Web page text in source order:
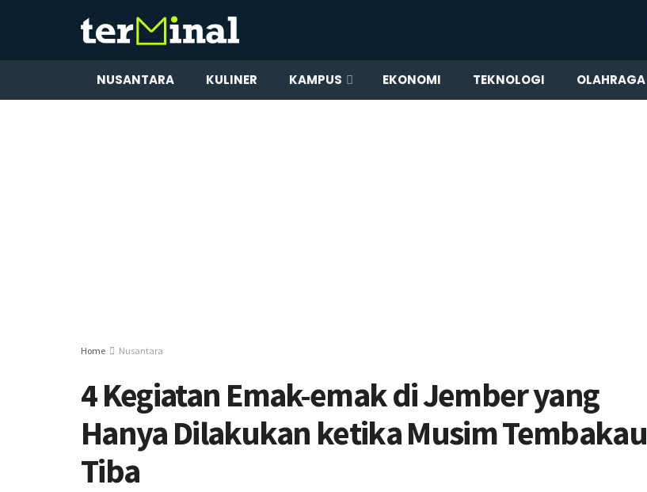
NUSANTARA KULINER KAMPUS EKONOMI TEKNOLOGI OLAHRAGA
Home Nusantara
4 Kegiatan Emak-emak di Jember yang
Hanya Dilakukan ketika Musim Tembakau
Tiba